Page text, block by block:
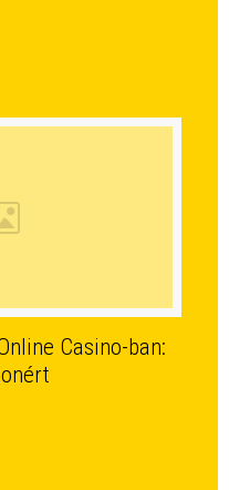
Casino-ban: